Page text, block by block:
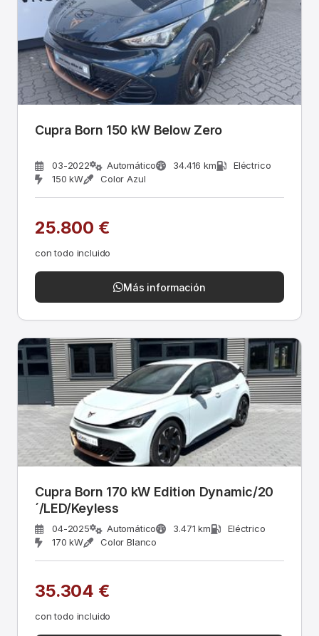
Cupra Born 150 kW Below Zero
03-2022 Automático 34.416 km
Eléctrico
150 kW
Color Azul
25.800 €
con todo incluido
Más información
Cupra Born 170 kW Edition Dynamic/20
´/LED/Keyless
04-2025 Automático 3.471 km
Eléctrico
170 kW
Color Blanco
35.304 €
con todo incluido